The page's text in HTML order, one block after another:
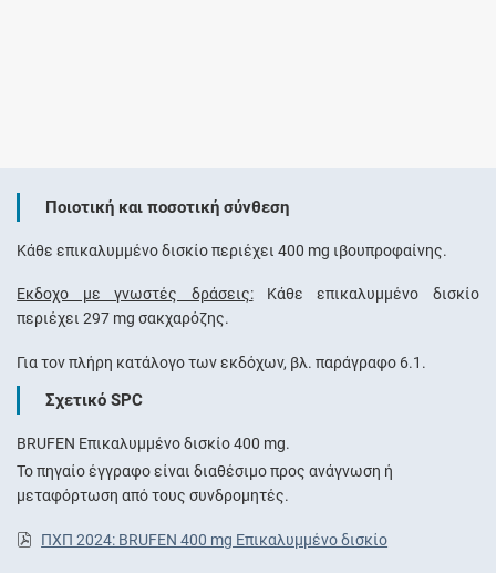
Ποιοτική και ποσοτική σύνθεση
Kάθε επικαλυμμένο δισκίο περιέχει 400 mg ιβουπροφαίνης.
Έκδοχο με γνωστές δράσεις:Κάθε επικαλυμμένο δισκίο
περιέχει 297 mg σακχαρόζης.
Για τον πλήρη κατάλογο των εκδόχων, βλ. παράγραφο 6.1.
Σχετικό SPC
BRUFEN Επικαλυμμένο δισκίο 400 mg.
Το πηγαίο έγγραφο είναι διαθέσιμο προς ανάγνωση ή
μεταφόρτωση από τους συνδρομητές.
ΠΧΠ 2024: BRUFEN 400 mg Επικαλυμμένο δισκίο